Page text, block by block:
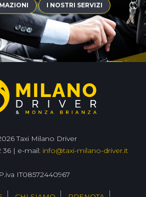
I NOSTRI SERVIZI
Taxi Milano Driver
36 | e-mail: info@taxi-milano-driver.it
P.iva IT08572440967